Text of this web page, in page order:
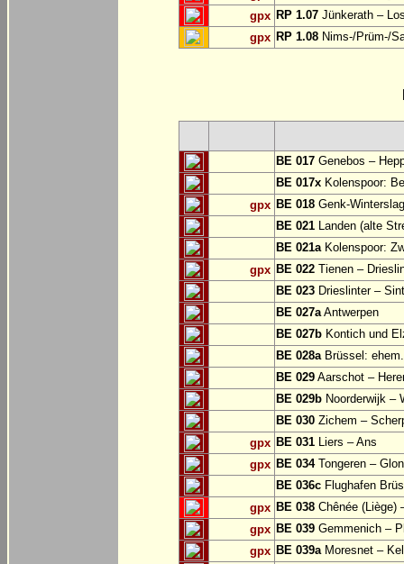
gpx RP 1.07 Jünkerath –
gpx RP 1.08 Nims-/Prüm-/
BE 017 Genebos –
BE 017x Kolenspoor:
gpx BE 018 Genk-
BE 021 Landen (alte
BE 021aKolenspoor:
gpx BE 022 Tienen –
BE 023 Drieslinter –
BE 027aAntwerpen
BE 027b Kontich und
BE 028aBrüssel:
BE 029 Aarschot –
BE 029b Noorderwijk –
BE 030 Zichem –
gpx BE 031 Liers – Ans
gpx BE 034Tongeren –
BE 036c Flughafen
gpx BE 038 Chênée (Liège)
gpx BE 039 Gemmenich –
gpx BE 039aMoresnet –